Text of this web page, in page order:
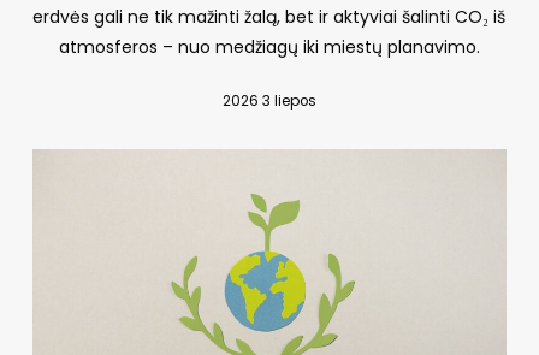
erdvės gali ne tik mažinti žalą, bet ir aktyviai šalinti CO₂ iš
atmosferos – nuo medžiagų iki miestų planavimo.
2026 3 liepos